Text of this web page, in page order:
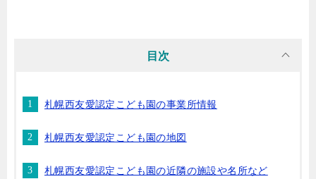
目次
札幌西友愛認定こども園の事業所情報
札幌西友愛認定こども園の地図
札幌西友愛認定こども園の近隣の施設や名所など